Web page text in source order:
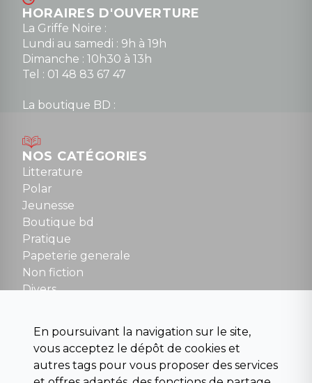
HORAIRES D'OUVERTURE
La Griffe Noire :
Lundi au samedi : 9h à 19h
Dimanche : 10h30 à 13h
Tel : 01 48 83 67 47
La boutique BD :
Mardi au samedi : 10h à 13h / 14h à 19h
Dimanche : 10h30 à 12h30
Tel : 01 48 89 13 88
Fermé le dimanche en Juillet et Août
NOUS CONTACTER
contact@la-griffe-noire.com
NOS CATÉGORIES
Litterature
Polar
Jeunesse
Boutique bd
Pratique
Papeterie generale
Non fiction
Divers
Para scolaire
Histoire
Pochoteque
En poursuivant la navigation sur le site,
vous acceptez le dépôt de cookies et
autres tags pour vous proposer des services